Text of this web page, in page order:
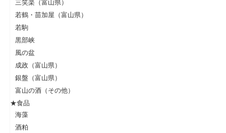
若鶴・苗加屋（富山県）
若駒
黒部峡
風の盆
成政（富山県）
銀盤（富山県）
富山の酒（その他）
★食品
海藻
酒粕